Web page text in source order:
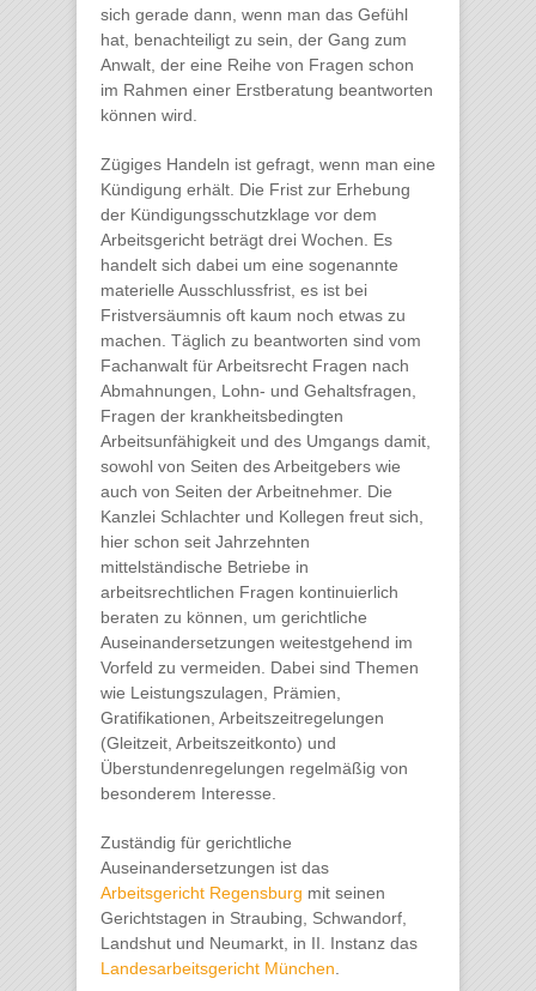
sich gerade dann, wenn man das Gefühl
hat, benachteiligt zu sein, der Gang zum
Anwalt, der eine Reihe von Fragen schon
im Rahmen einer Erstberatung beantworten
können wird.
Zügiges Handeln ist gefragt, wenn man eine
Kündigung erhält. Die Frist zur Erhebung
der Kündigungsschutzklage vor dem
Arbeitsgericht beträgt drei Wochen. Es
handelt sich dabei um eine sogenannte
materielle Ausschlussfrist, es ist bei
Fristversäumnis oft kaum noch etwas zu
machen. Täglich zu beantworten sind vom
Fachanwalt für Arbeitsrecht Fragen nach
Abmahnungen, Lohn- und Gehaltsfragen,
Fragen der krankheitsbedingten
Arbeitsunfähigkeit und des Umgangs damit,
sowohl von Seiten des Arbeitgebers wie
auch von Seiten der Arbeitnehmer. Die
Kanzlei Schlachter und Kollegen freut sich,
hier schon seit Jahrzehnten
mittelständische Betriebe in
arbeitsrechtlichen Fragen kontinuierlich
beraten zu können, um gerichtliche
Auseinandersetzungen weitestgehend im
Vorfeld zu vermeiden. Dabei sind Themen
wie Leistungszulagen, Prämien,
Gratifikationen, Arbeitszeitregelungen
(Gleitzeit, Arbeitszeitkonto) und
Überstundenregelungen regelmäßig von
besonderem Interesse.
Zuständig für gerichtliche
Auseinandersetzungen ist das
Arbeitsgericht Regensburg mit seinen
Gerichtstagen in Straubing, Schwandorf,
Landshut und Neumarkt, in II. Instanz das
Landesarbeitsgericht München